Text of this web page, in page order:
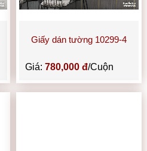
Giấy dán tường 10299-4
Giá: 780,000 đ/Cuộn